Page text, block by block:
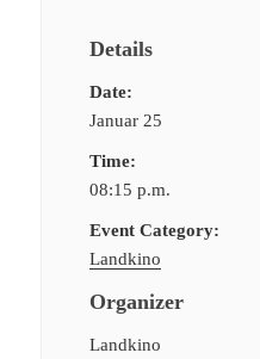
Details
Date:
Januar 25
Time:
08:15 p.m.
Event Category:
Landkino
Organizer
Landkino